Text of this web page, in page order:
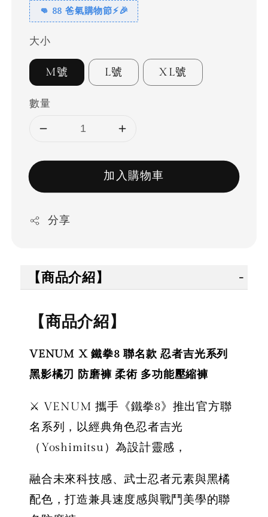
👊 88 爸氣購物節⚡🎉
大小
M號 L號 XL號
數量
加入購物車
分享
【商品介紹】
【商品介紹】
VENUM X 鐵拳8 聯名款 忍者吉光系列
黑影橘刃 防磨褲 柔術 多功能壓縮褲
⚔️ VENUM 攜手《鐵拳8》推出官方聯
名系列，以經典角色忍者吉光
（Yoshimitsu）為設計靈感，
融合未來科技感、武士忍者元素與黑橘
配色，打造兼具速度感與戰鬥美學的聯